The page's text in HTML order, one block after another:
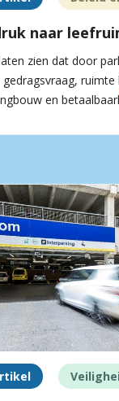
naar
zien dat door
gedragsvraag,
en